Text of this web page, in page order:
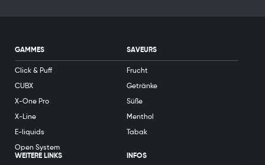
GAMMES
Click & Puff
CUBX
X-One Pro
X-Line
E-liquids
Open System
SAVEURS
Frucht
Getränke
Süße
Menthol
Tabak
WEITERE LINKS INFOS